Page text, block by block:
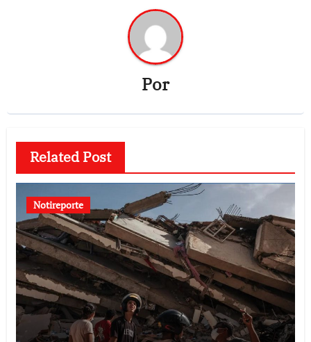
Por
Related Post
Notireporte